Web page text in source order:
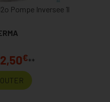
Pompe Inversee 1l
€**